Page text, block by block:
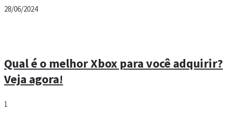
28/06/2024
Qual é o melhor Xbox para você adquirir?
Veja agora!
1